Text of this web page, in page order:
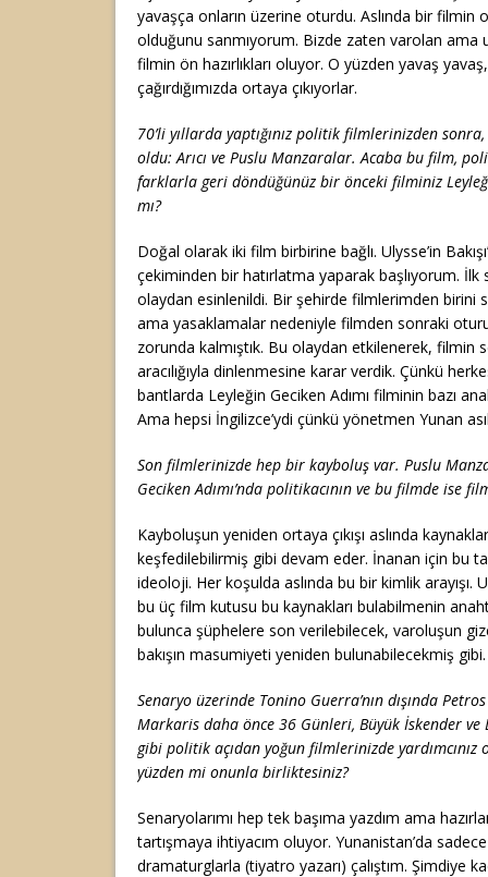
yavaşça onların üzerine oturdu. Aslında bir filmin
olduğunu sanmıyorum. Bizde zaten varolan ama
filmin ön hazırlıkları oluyor. O yüzden yavaş
çağırdığımızda ortaya çıkıyorlar.
70’li yıllarda yaptığınız politik filmlerinizden
oldu: Arıcı ve Puslu Manzaralar. Acaba bu film,
farklarla geri döndüğünüz bir önceki filminiz
mı?
Doğal olarak iki film birbirine bağlı. Ulysse’in
çekiminden bir hatırlatma yaparak başlıyorum. İlk
olaydan esinlenildi. Bir şehirde filmlerimden birini
ama yasaklamalar nedeniyle filmden sonraki
zorunda kalmıştık. Bu olaydan etkilenerek, filmin
aracılığıyla dinlenmesine karar verdik. Çünkü
bantlarda Leyleğin Geciken Adımı filminin bazı
Ama hepsi İngilizce’ydi çünkü yönetmen Yunan
Son filmlerinizde hep bir kayboluş var. Puslu
Geciken Adımı’nda politikacının ve bu filmde ise
Kayboluşun yeniden ortaya çıkışı aslında
keşfedilebilirmiş gibi devam eder. İnanan için bu
ideoloji. Her koşulda aslında bu bir kimlik arayışı.
bu üç film kutusu bu kaynakları bulabilmenin
bulunca şüphelere son verilebilecek, varoluşun
bakışın masumiyeti yeniden bulunabilecekmiş gibi.
Senaryo üzerinde Tonino Guerra’nın dışında Petros
Markaris daha önce 36 Günleri, Büyük İskender ve
gibi politik açıdan yoğun filmlerinizde yardımcınız
yüzden mi onunla birliktesiniz?
Senaryolarımı hep tek başıma yazdım ama
tartışmaya ihtiyacım oluyor. Yunanistan’da
dramaturglarla (tiyatro yazarı) çalıştım. Şimdiye